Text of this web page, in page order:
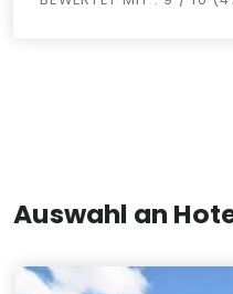
Auswahl an